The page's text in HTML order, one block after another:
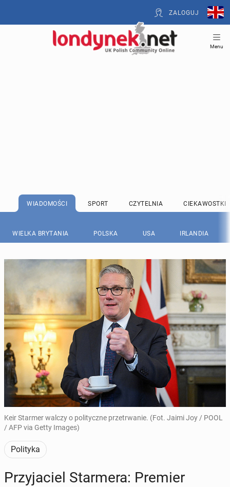
ZALOGUJ
Menu
WIADOMOŚCI SPORT CZYTELNIA CIEKAWOSTKI
WIELKA BRYTANIA POLSKA USA IRLANDIA
Keir Starmer walczy o polityczne przetrwanie. (Fot. Jaimi Joy / POOL
/ AFP via Getty Images)
Polityka
Przy­ja­ciel Star­me­ra: Premier